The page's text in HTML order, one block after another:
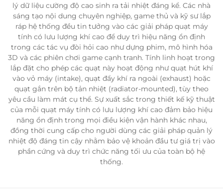
lý dữ liệu cường độ cao sinh ra tải nhiệt đáng kể. Các nhà
sáng tạo nội dung chuyên nghiệp, game thủ và kỹ sư lắp
ráp hệ thống đều tin tưởng vào các giải pháp quạt máy
tính có lưu lượng khí cao để duy trì hiệu năng ổn định
trong các tác vụ đòi hỏi cao như dựng phim, mô hình hóa
3D và các phiên chơi game cạnh tranh. Tính linh hoạt trong
lắp đặt cho phép các quạt này hoạt động như quạt hút khí
vào vỏ máy (intake), quạt đẩy khí ra ngoài (exhaust) hoặc
quạt gắn trên bộ tản nhiệt (radiator-mounted), tùy theo
yêu cầu làm mát cụ thể. Sự xuất sắc trong thiết kế kỹ thuật
của mỗi quạt máy tính có lưu lượng khí cao đảm bảo hiệu
năng ổn định trong mọi điều kiện vận hành khác nhau,
đồng thời cung cấp cho người dùng các giải pháp quản lý
nhiệt độ đáng tin cậy nhằm bảo vệ khoản đầu tư giá trị vào
phần cứng và duy trì chức năng tối ưu của toàn bộ hệ
thống.